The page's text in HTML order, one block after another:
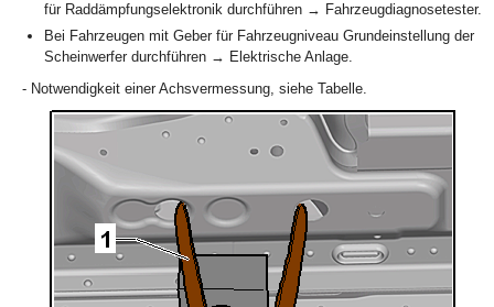
für Raddämpfungselektronik durchführen → Fahrzeugdiagnosetester.
Bei Fahrzeugen mit Geber für Fahrzeugniveau Grundeinstellung der
Scheinwerfer durchführen → Elektrische Anlage.
- Notwendigkeit einer Achsvermessung, siehe Tabelle.